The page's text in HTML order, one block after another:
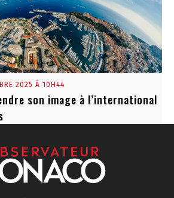
2025 À 10H44
son image à l’international